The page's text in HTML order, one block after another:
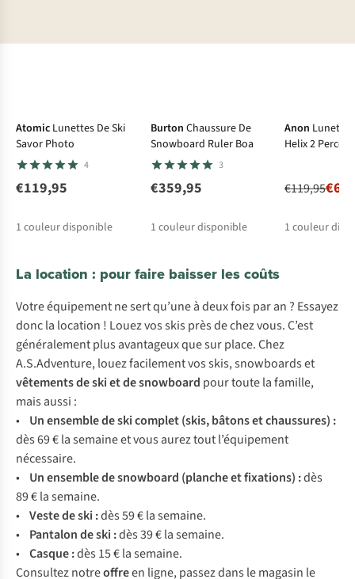
Atomic Lunettes De Ski
Savor Photo
4
€119,95
1 couleur disponible
Burton Chaussure De
Snowboard Ruler Boa
3
€359,95
1 couleur disponible
Anon
Helix 2
€119,95
1 couleur
La location : pour faire baisser les coûts
Votre équipement ne sert qu’une à deux fois par an ? Essayez
donc la location ! Louez vos skis près de chez vous. C’est
généralement plus avantageux que sur place. Chez
A.S.Adventure, louez facilement vos skis, snowboards et
vêtements de ski et de snowboard pour toute la famille,
mais aussi :
• Un ensemble de ski complet (skis, bâtons et chaussures) :
dès 69 € la semaine et vous aurez tout l’équipement
nécessaire.
• Un ensemble de snowboard (planche et fixations) :dès
89 € la semaine.
• Veste de ski :dès 59 € la semaine.
• Pantalon de ski :dès 39 € la semaine.
• Casque :dès 15 € la semaine.
Consultez notreoffreen ligne, passez dans le magasin le